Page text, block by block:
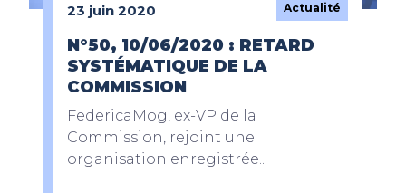
23 juin 2020 Actualité
N°50, 10/06/2020 : RETARD
SYSTÉMATIQUE DE LA
COMMISSION
FedericaMog, ex-VP de la
Commission, rejoint une
organisation enregistrée...